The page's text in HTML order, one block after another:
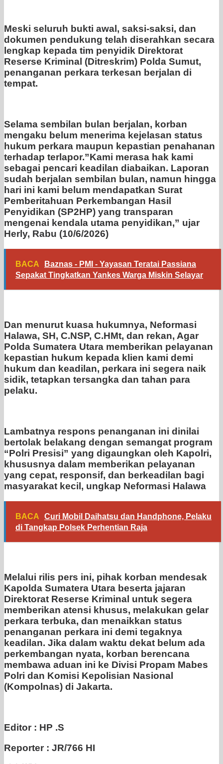
Meski seluruh bukti awal, saksi-saksi, dan
dokumen pendukung telah diserahkan secara
lengkap kepada tim penyidik Direktorat
Reserse Kriminal (Ditreskrim) Polda Sumut,
penanganan perkara terkesan berjalan di
tempat.
Selama sembilan bulan berjalan, korban
mengaku belum menerima kejelasan status
hukum perkara maupun kepastian penahanan
terhadap terlapor.”Kami merasa hak kami
sebagai pencari keadilan diabaikan. Laporan
sudah berjalan sembilan bulan, namun hingga
hari ini kami belum mendapatkan Surat
Pemberitahuan Perkembangan Hasil
Penyidikan (SP2HP) yang transparan
mengenai kendala utama penyidikan,” ujar
Herly, Rabu (10/6/2026)
BACA
Baznas - PMI - Yayasan Teratai Passiana
Sepakat Tingkatkan Yankes Warga Miskin Selayar
Dan menurut kuasa hukumnya, Neformasi
Halawa, SH, C.NSP, C.HMt, dan rekan, Agar
Polda Sumatera Utara memberikan pelayanan
kepastian hukum kepada klien kami demi
hukum dan keadilan, perkara ini segera naik
sidik, tetapkan tersangka dan tahan para
pelaku.
Lambatnya respons penanganan ini dinilai
bertolak belakang dengan semangat program
“Polri Presisi” yang digaungkan oleh Kapolri,
khususnya dalam memberikan pelayanan
yang cepat, responsif, dan berkeadilan bagi
masyarakat kecil, ungkap Neformasi Halawa
BACA
Curi Mobil Daihatsu dan Handphone, Pelaku
di Tangkap Polsek Perhentian Raja
Melalui rilis pers ini, pihak korban mendesak
Kapolda Sumatera Utara beserta jajaran
Direktorat Reserse Kriminal untuk segera
memberikan atensi khusus, melakukan gelar
perkara terbuka, dan menaikkan status
penanganan perkara ini demi tegaknya
keadilan. Jika dalam waktu dekat belum ada
perkembangan nyata, korban berencana
membawa aduan ini ke Divisi Propam Mabes
Polri dan Komisi Kepolisian Nasional
(Kompolnas) di Jakarta.
Editor : HP .S
Reporter : JR/766 HI